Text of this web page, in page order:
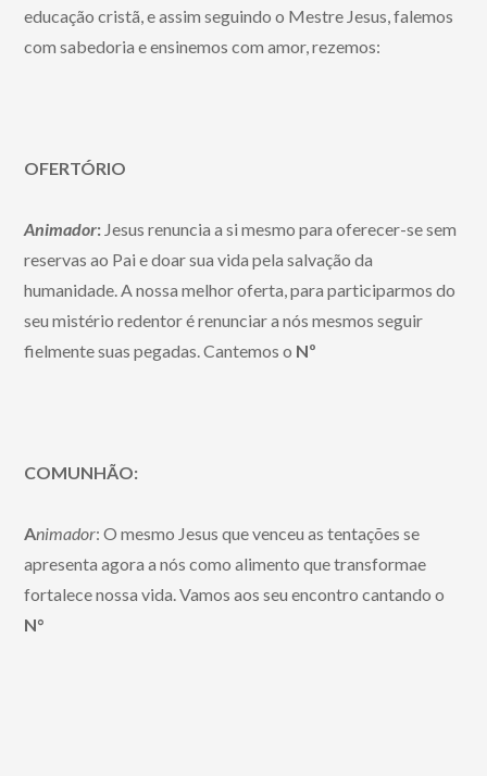
educação cristã, e assim seguindo o Mestre Jesus, falemos
com sabedoria e ensinemos com amor, rezemos:
OFERTÓRIO
Animador: Jesus renuncia a si mesmo para oferecer-se sem
reservas ao Pai e doar sua vida pela salvação da
humanidade. A nossa melhor oferta, para participarmos do
seu mistério redentor é renunciar a nós mesmos seguir
fielmente suas pegadas. Cantemos o Nº
COMUNHÃO:
Animador: O mesmo Jesus que venceu as tentações se
apresenta agora a nós como alimento que transformae
fortalecenossa vida. Vamos aos seu encontro cantando o
N°